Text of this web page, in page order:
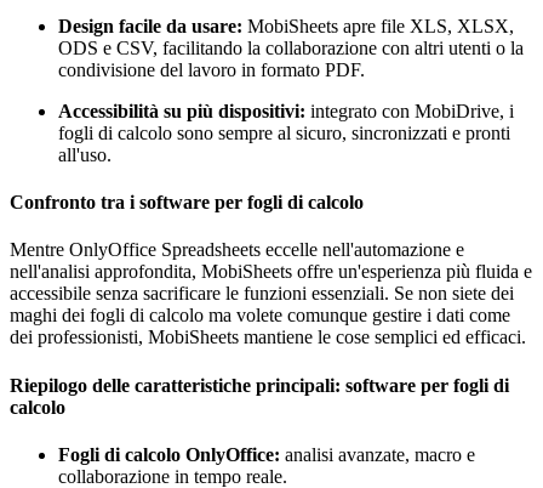
Design facile da usare: MobiSheets apre file XLS, XLSX,
ODS e CSV, facilitando la collaborazione con altri utenti o la
condivisione del lavoro in formato PDF.
Accessibilità su più dispositivi: integrato con MobiDrive, i
fogli di calcolo sono sempre al sicuro, sincronizzati e pronti
all'uso.
Confronto tra i software per fogli di calcolo
Mentre OnlyOffice Spreadsheets eccelle nell'automazione e
nell'analisi approfondita, MobiSheets offre un'esperienza più fluida e
accessibile senza sacrificare le funzioni essenziali. Se non siete dei
maghi dei fogli di calcolo ma volete comunque gestire i dati come
dei professionisti, MobiSheets mantiene le cose semplici ed efficaci.
Riepilogo delle caratteristiche principali: software per fogli di
calcolo
Fogli di calcolo OnlyOffice: analisi avanzate, macro e
collaborazione in tempo reale.